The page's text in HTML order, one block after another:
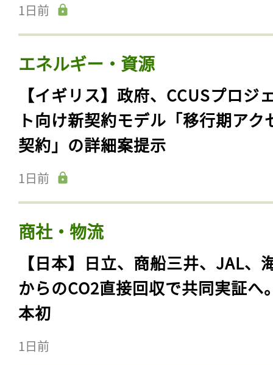
1日前
エネルギー・資源
【イギリス】政府、CCUSプロジ
ト向け新契約モデル「移行期アク
契約」の詳細案提示
1日前
商社・物流
【日本】日立、商船三井、JAL、
からのCO2直接回収で共同実証へ
本初
1日前